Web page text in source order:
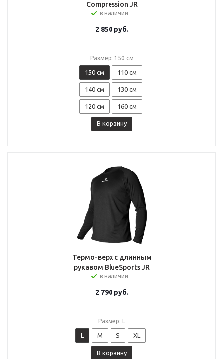
Compression JR
в наличии
2 850руб.
Размер: 150 см
150 см 110 см
140 см 130 см
120 см 160 см
В корзину
Термо-верх с длинным
рукавом BlueSports JR
в наличии
2 790руб.
Размер: L
L M S XL
В корзину